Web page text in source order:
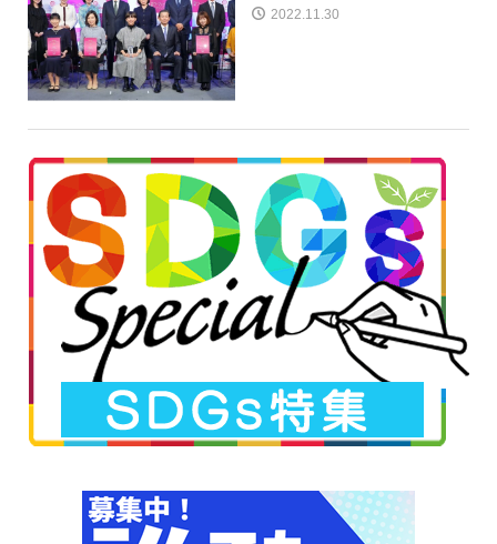
2022.11.30